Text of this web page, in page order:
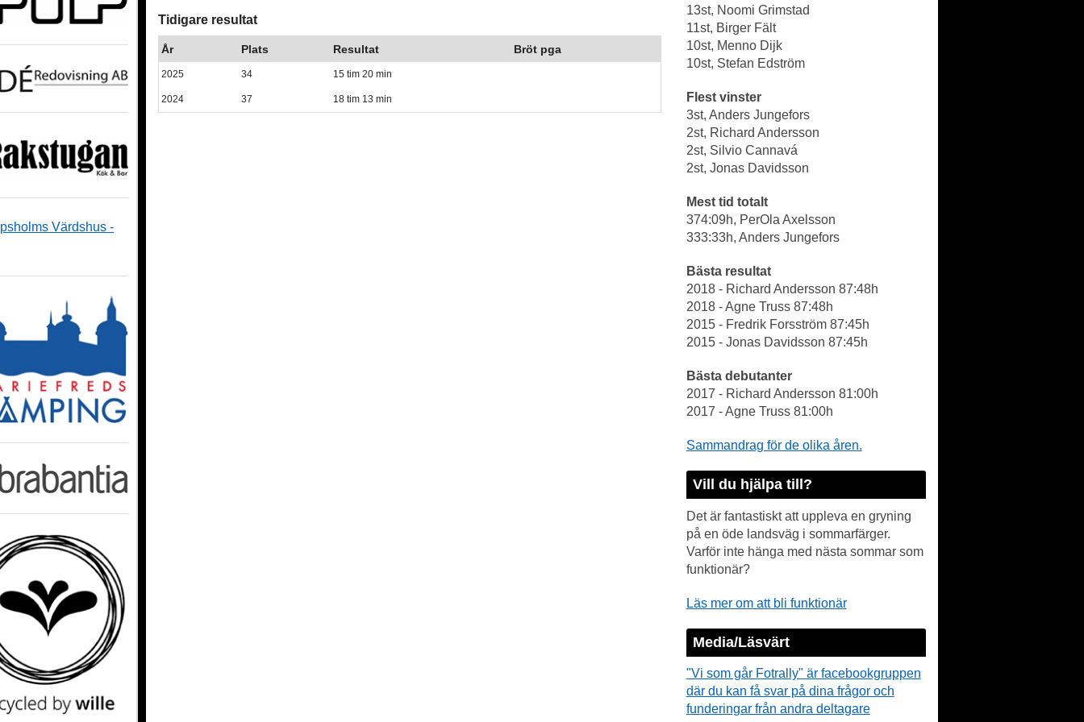
Tidigare resultat
År Plats Resultat Bröt pga
2025 34 15 tim 20 min
2024 37 18 tim 13 min
13st, Noomi Grimstad
11st, Birger Fält
10st, Menno Dijk
10st, Stefan Edström
Flest vinster
3st, Anders Jungefors
2st, Richard Andersson
2st, Silvio Cannavá
2st, Jonas Davidsson
Mest tid totalt
374:09h, PerOla Axelsson
333:33h, Anders Jungefors
Bästa resultat
2018 - Richard Andersson 87:48h
2018 - Agne Truss 87:48h
2015 - Fredrik Forsström 87:45h
2015 - Jonas Davidsson 87:45h
Bästa debutanter
2017 - Richard Andersson 81:00h
2017 - Agne Truss 81:00h
Sammandrag för de olika åren.
Vill du hjälpa till?
Det är fantastiskt att uppleva en gryning
på en öde landsväg i sommarfärger.
Varför inte hänga med nästa sommar som
funktionär?
Läs mer om att bli funktionär
Media/Läsvärt
"Vi som går Fotrally" är facebookgruppen
där du kan få svar på dina frågor och
funderingar från andra deltagare